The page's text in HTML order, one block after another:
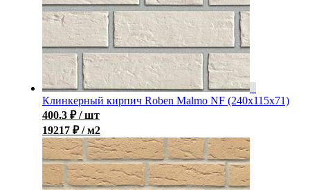
Клинкерный кирпич Roben Malmo NF (240x115x71)
400.3 ₽ / шт
19217 ₽ / м2